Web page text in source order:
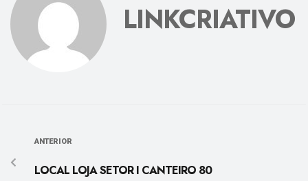
LINKCRIATIVO
ANTERIOR
LOCAL LOJA SETOR I CANTEIRO 80